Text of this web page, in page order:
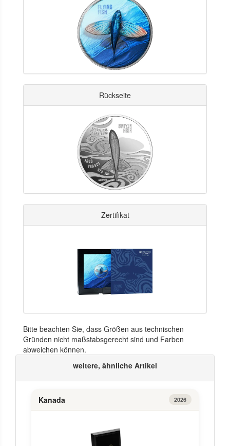
Rückseite
Zertifikat
Bitte beachten Sie, dass Größen aus technischen
Gründen nicht maßstabsgerecht sind und Farben
abweichen können.
weitere, ähnliche Artikel
Kanada 2026